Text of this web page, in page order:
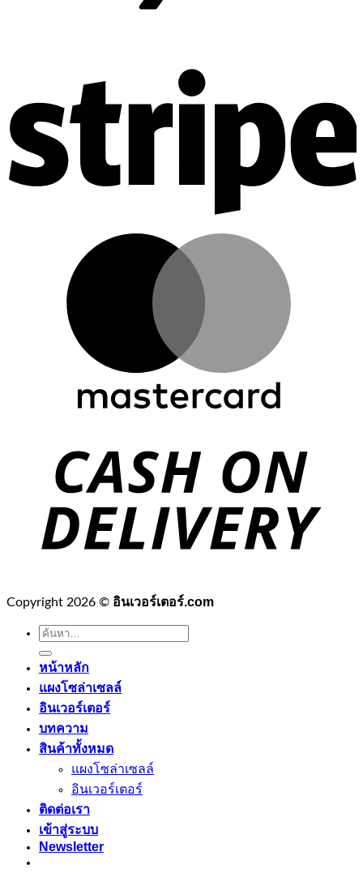
Copyright 2026 © อินเวอร์เตอร์.com
ค้นหา:
หน้าหลัก
แผงโซล่าเซลล์
อินเวอร์เตอร์
บทความ
สินค้าทั้งหมด
แผงโซล่าเซลล์
อินเวอร์เตอร์
ติดต่อเรา
เข้าสู่ระบบ
Newsletter